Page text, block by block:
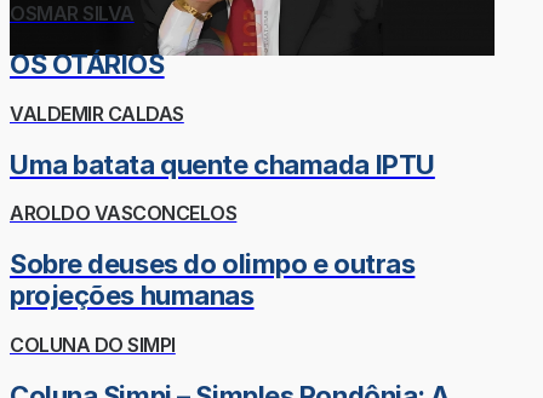
OSMAR SILVA
OS OTÁRIOS
VALDEMIR CALDAS
Uma batata quente chamada IPTU
AROLDO VASCONCELOS
Sobre deuses do olimpo e outras
projeções humanas
COLUNA DO SIMPI